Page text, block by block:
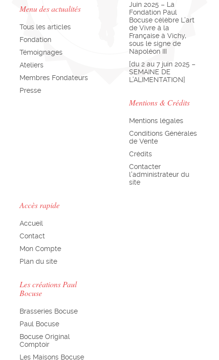
Menu des actualités
Tous les articles
Fondation
Témoignages
Ateliers
Membres Fondateurs
Presse
Juin 2025 – La
Fondation Paul
Bocuse célèbre L’art
de Vivre à la
Française à Vichy,
sous le signe de
Napoléon III
[du 2 au 7 juin 2025 –
SEMAINE DE
L’ALIMENTATION]
Mentions & Crédits
Mentions légales
Conditions Générales
de Vente
Crédits
Contacter
l'administrateur du
site
Accès rapide
Accueil
Contact
Mon Compte
Plan du site
Les créations Paul
Bocuse
Brasseries Bocuse
Paul Bocuse
Bocuse Original
Comptoir
Les Maisons Bocuse